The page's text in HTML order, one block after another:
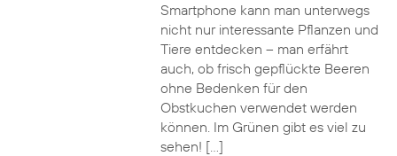
Smartphone kann man unterwegs
nicht nur interessante Pflanzen und
Tiere entdecken – man erfährt
auch, ob frisch gepflückte Beeren
ohne Bedenken für den
Obstkuchen verwendet werden
können. Im Grünen gibt es viel zu
sehen! […]